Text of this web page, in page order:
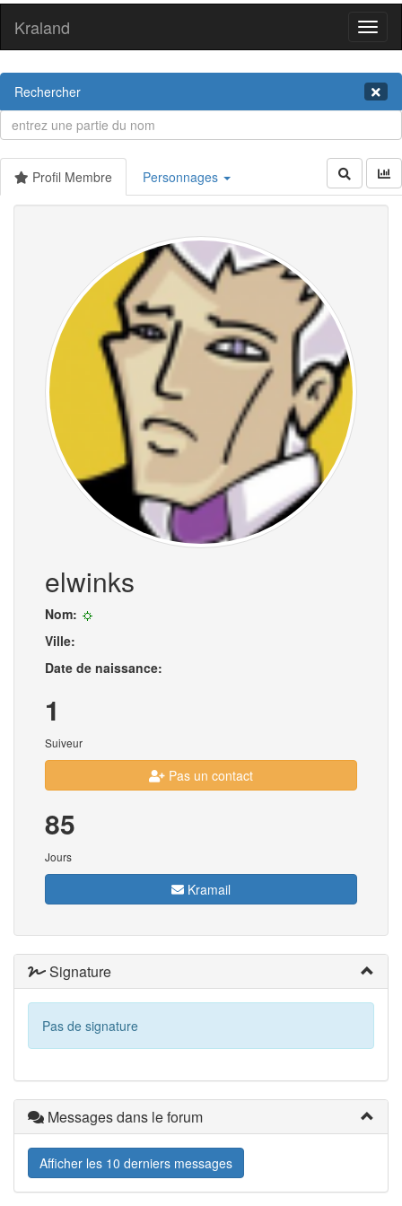
Kraland
Rechercher
Profil Membre Personnages
elwinks
Nom:
Ville:
Date de naissance:
1
Suiveur
Pas un contact
85
Jours
Kramail
Signature
Pas de signature
Messages dans le forum
Afficher les 10 derniers messages